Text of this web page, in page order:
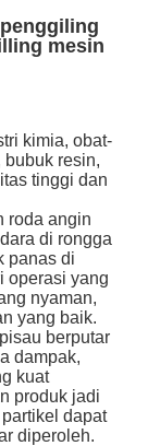
mesin
kimia, obat-
bubuk resin,
tinggi dan
roda angin
di rongga
panas di
operasi yang
nyaman,
yang baik.
berputar
dampak,
kuat
produk jadi
dapat
diperoleh.